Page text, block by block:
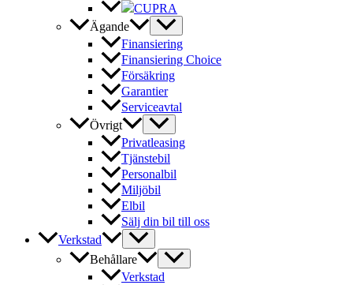
CUPRA
Ägande
Finansiering
Finansiering Choice
Försäkring
Garantier
Serviceavtal
Övrigt
Privatleasing
Tjänstebil
Personalbil
Miljöbil
Elbil
Sälj din bil till oss
Verkstad
Behållare
Verkstad